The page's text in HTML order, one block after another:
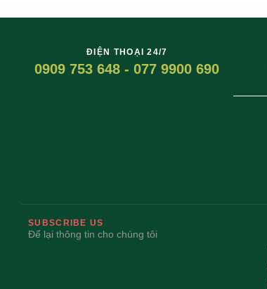
ĐIỆN THOẠI 24/7
0909 753 648 - 077 9900 690
SUBSCRIBE US
Để lại thông tin cho chúng tôi